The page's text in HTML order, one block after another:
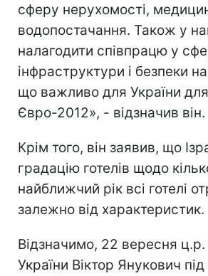
сферу нерухомості,
водопостачання. Також у
налагодити співпрацю у
інфраструктури і безпеки
що важливо для України
Євро-2012», - відзначив він.
Крім того, він заявив, що
градацію готелів щодо
найближчий рік всі готелі
залежно від характеристик.
Відзначимо, 22 вересня
України Віктор Янукович під